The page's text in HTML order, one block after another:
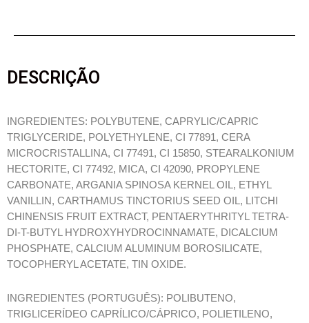
DESCRIÇÃO
INGREDIENTES: POLYBUTENE, CAPRYLIC/CAPRIC
TRIGLYCERIDE, POLYETHYLENE, CI 77891, CERA
MICROCRISTALLINA, CI 77491, CI 15850, STEARALKONIUM
HECTORITE, CI 77492, MICA, CI 42090, PROPYLENE
CARBONATE, ARGANIA SPINOSA KERNEL OIL, ETHYL
VANILLIN, CARTHAMUS TINCTORIUS SEED OIL, LITCHI
CHINENSIS FRUIT EXTRACT, PENTAERYTHRITYL TETRA-
DI-T-BUTYL HYDROXYHYDROCINNAMATE, DICALCIUM
PHOSPHATE, CALCIUM ALUMINUM BOROSILICATE,
TOCOPHERYL ACETATE, TIN OXIDE.
INGREDIENTES (PORTUGUÊS): POLIBUTENO,
TRIGLICERÍDEO CAPRÍLICO/CÁPRICO, POLIETILENO,